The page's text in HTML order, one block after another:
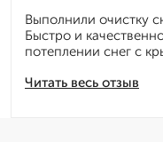
Читать весь отзыв
Выполнили очистку
Быстро и
потеплении снег с